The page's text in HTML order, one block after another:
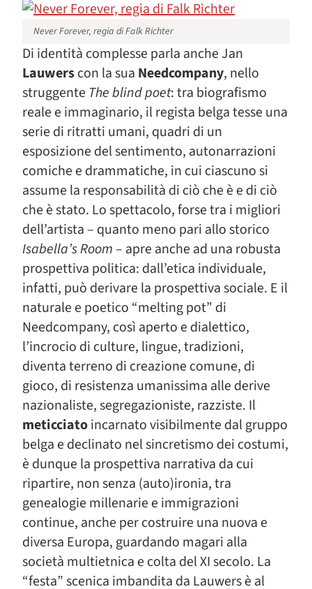
Never Forever, regia di Falk Richter
Di identità complesse parla anche Jan
Lauwerscon la sua Needcompany, nello
struggente The blind poet: tra biografismo
reale e immaginario, il regista belga tesse una
serie di ritratti umani, quadri di un
esposizione del sentimento, autonarrazioni
comiche e drammatiche, in cui ciascuno si
assume la responsabilità di ciò che è e di ciò
che è stato. Lo spettacolo, forse tra i migliori
dell’artista – quanto meno pari allo storico
Isabella’s Room – apre anche ad una robusta
prospettiva politica: dall’etica individuale,
infatti, può derivare la prospettiva sociale. E il
naturale e poetico “melting pot” di
Needcompany, così aperto e dialettico,
l’incrocio di culture, lingue, tradizioni,
diventa terreno di creazione comune, di
gioco, di resistenza umanissima alle derive
nazionaliste, segregazioniste, razziste. Il
meticciatoincarnato visibilmente dal gruppo
belga e declinato nel sincretismo dei costumi,
è dunque la prospettiva narrativa da cui
ripartire, non senza (auto)ironia, tra
genealogie millenarie e immigrazioni
continue, anche per costruire una nuova e
diversa Europa, guardando magari alla
società multietnica e colta del XI secolo. La
“festa” scenica imbandita da Lauwers è al